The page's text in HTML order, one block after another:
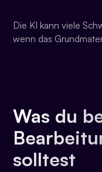
Die KI kann viele
wenn das
Was du
solltest